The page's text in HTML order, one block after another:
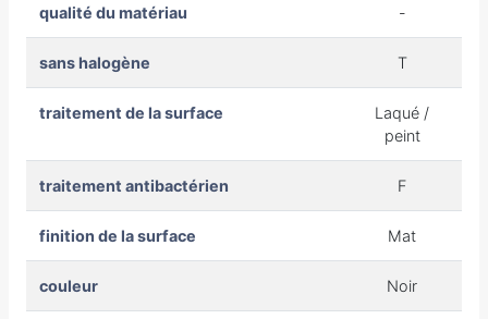
qualité du matériau -
sans halogène T
traitement de la surface
Laqué /
peint
traitement antibactérien F
finition de la surface Mat
couleur Noir